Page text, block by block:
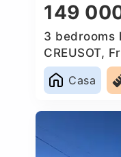
149
3 bedrooms
CREUSOT,
Casa